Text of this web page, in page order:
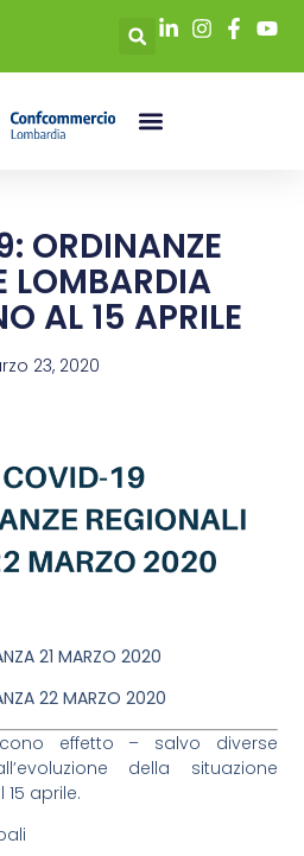
ORDINANZE
LOMBARDIA
AL 15 APRILE
23, 2020
21 MARZO 2020
22 MARZO 2020
effetto – salvo diverse
della situazione
aprile.